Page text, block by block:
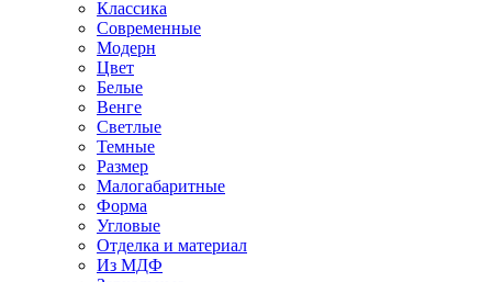
Классика
Современные
Модерн
Цвет
Белые
Венге
Светлые
Темные
Размер
Малогабаритные
Форма
Угловые
Отделка и материал
Из МДФ